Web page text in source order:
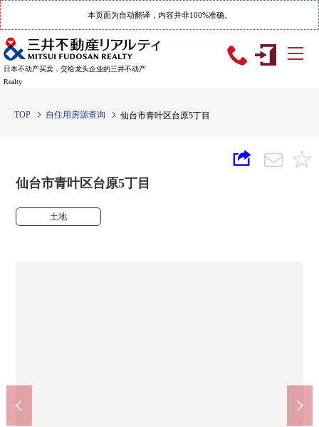
本页面为自动翻译，内容并非100%准确。
日本不动产买卖，交给龙头企业的三井不动产
Realty
TOP 自住用房源查询 仙台市青叶区台原5丁目
仙台市青叶区台原5丁目
土地